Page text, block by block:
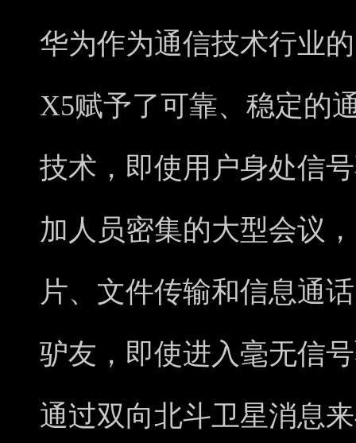
华为作为通信技术行业
X5赋予了可靠、稳定的
技术，即使用户身处信
加人员密集的大型会议
片、文件传输和信息通
驴友，即使进入毫无信
通过双向北斗卫星消息